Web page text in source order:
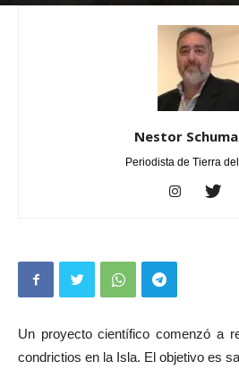
Nestor
Periodista de Tierra
Un proyecto científico comenzó a
condrictios en la Isla. El objetivo es